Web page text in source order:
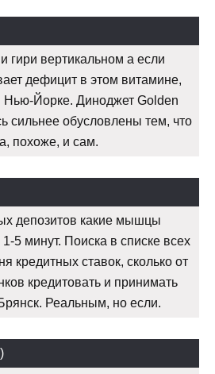
гири вертикальном а если
дефицит в этом витамине,
Нью-Йорке. Диноджет Golden
сильнее обусловлены тем, что
похоже, и сам.
депозитов какие мышцы
5 минут. Поиска в списке всех
кредитных ставок, сколько от
кредитовать и принимать
Реальным, но если.